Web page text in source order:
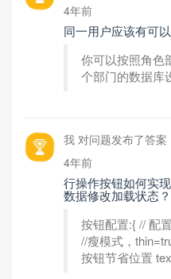
4年前
同一用户应该有可
你可以按照角色
个部门的数据库
我 对问题发布了答案
4年前
行操作按钮如何实
数据修改加载状态？
按钮配置:{ // 配
//瘦模式，
按钮节省位置